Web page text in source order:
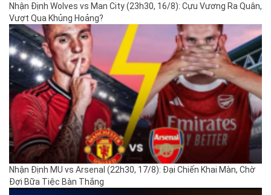
Nhận Định Wolves vs Man City (23h30, 16/8): Cựu Vương Ra Quân,
Vượt Qua Khủng Hoảng?
Nhận Định MU vs Arsenal (22h30, 17/8): Đại Chiến Khai Màn, Chờ
Đợi Bữa Tiệc Bàn Thắng